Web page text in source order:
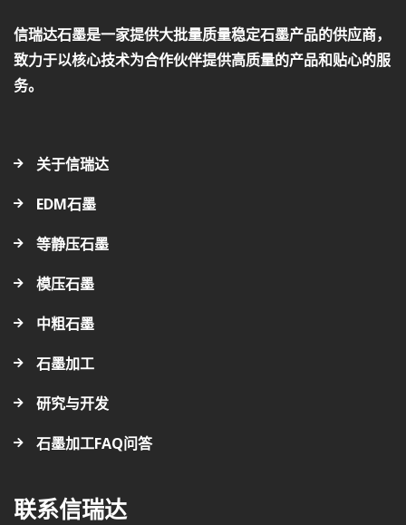
信瑞达石墨是一家提供大批量质量稳定石墨产品的供应商，
致力于以核心技术为合作伙伴提供高质量的产品和贴心的服
务。
关于信瑞达
EDM石墨
等静压石墨
模压石墨
中粗石墨
石墨加工
研究与开发
石墨加工FAQ问答
联系信瑞达